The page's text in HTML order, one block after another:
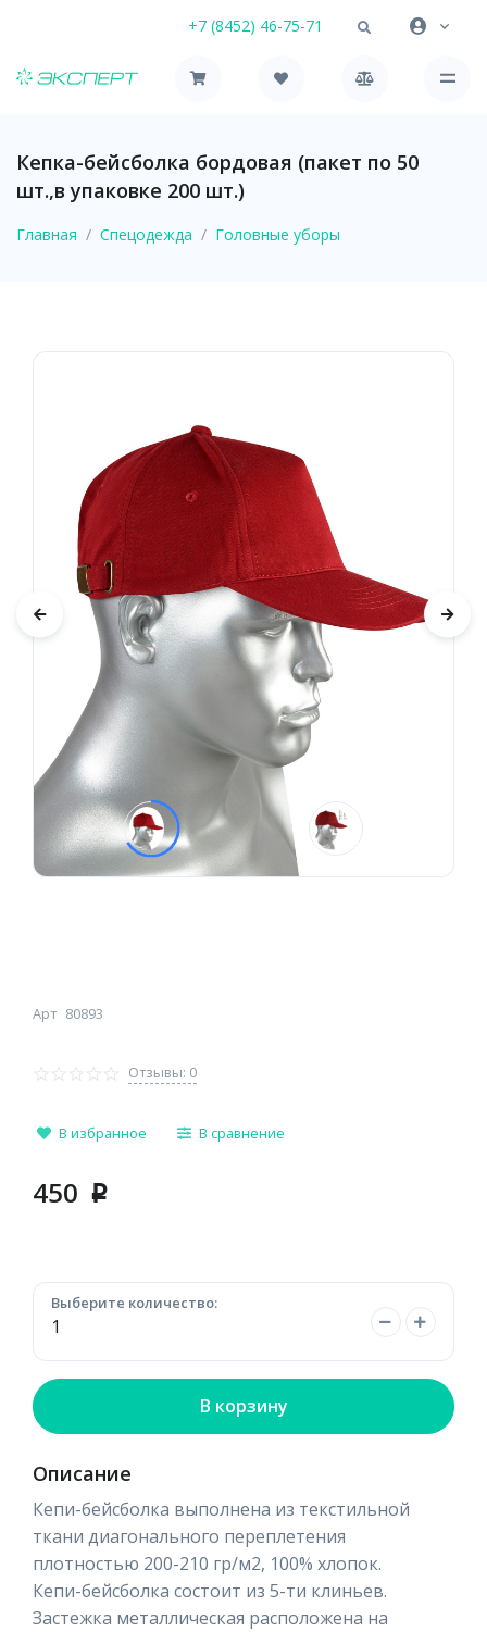
+7 (8452) 46-75-71
Кепка-бейсболка бордовая (пакет по 50
шт.,в упаковке 200 шт.)
Главная Спецодежда Головные уборы
Арт 80893
Отзывы: 0
В избранное В сравнение
450 p
Выберите количество:
В корзину
Описание
Кепи-бейсболка выполнена из текстильной
ткани диагонального переплетения
плотностью 200-210 гр/м2, 100% хлопок.
Кепи-бейсболка состоит из 5-ти клиньев.
Застежка металлическая расположена на